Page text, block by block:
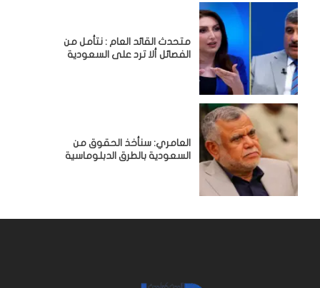
متحدث القائد العام : نتأمل من
الفصائل ألا ترد على السعودية
العامري: سنأخذ الحقوق من
السعودية بالطرق الدبلوماسية